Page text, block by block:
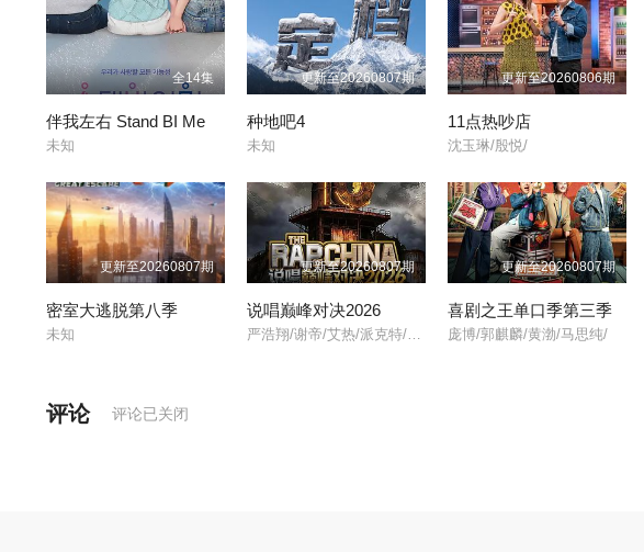
全14集
伴我左右 Stand BI Me
未知
更新至20260807期
种地吧4
未知
更新至20260806期
11点热吵店
沈玉琳/殷悦/
更新至20260807期
密室大逃脱第八季
未知
更新至20260807期
说唱巅峰对决2026
更新至20260807期
喜剧之王单口季第三季
庞博/郭麒麟/黄渤/马思纯/
评论 评论已关闭